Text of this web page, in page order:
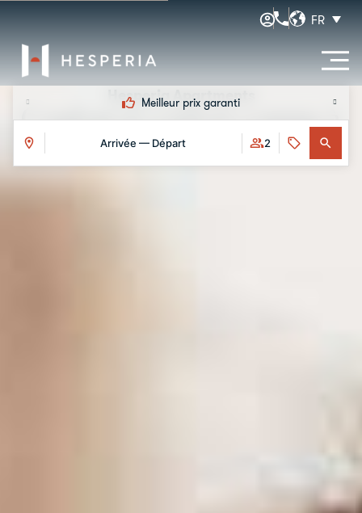
FR
Arrivée anticipée et départ tardif
Arrivée — Départ 2
Hesperia Apartments
Confort et confort comme à
la maison